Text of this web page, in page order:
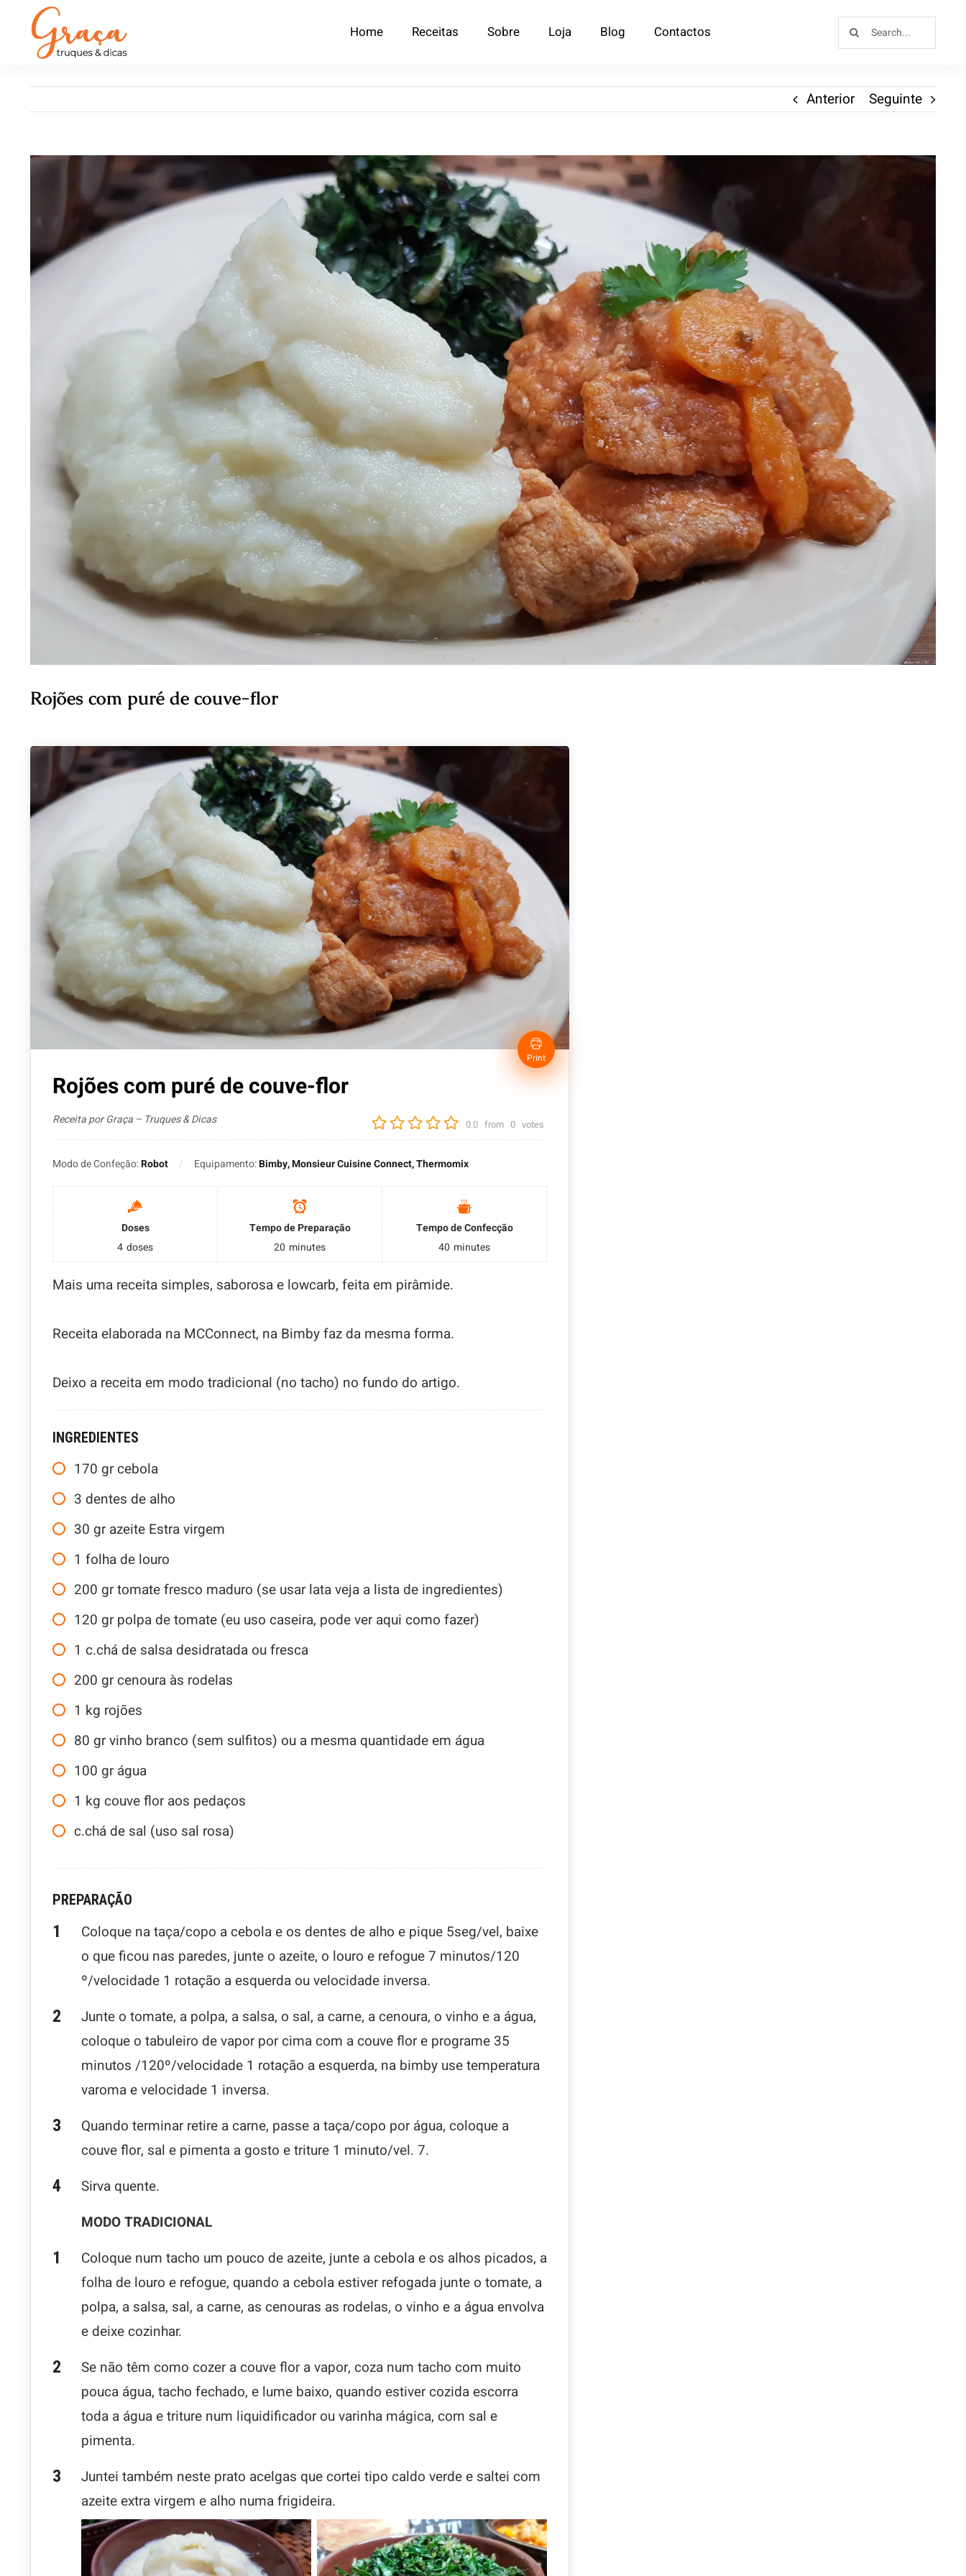
Home Receitas Sobre Loja Blog Contactos
Anterior Seguinte
Rojões com puré de couve-flor
Print
Rojões com puré de couve-flor
0.0 from 0 votes
Receita por Graça – Truques & Dicas
Modo de Confeção:Robot Equipamento:Bimby, Monsieur Cuisine Connect, Thermomix
Doses
4 doses
Tempo de Preparação
20 minutes
Tempo de Confecção
40 minutes
Mais uma receita simples, saborosa e lowcarb, feita em pirâmide.
Receita elaborada na MCConnect, na Bimby faz da mesma forma.
Deixo a receita em modo tradicional (no tacho) no fundo do artigo.
INGREDIENTES
170 gr cebola
3 dentes de alho
30 gr azeite Estra virgem
1 folha de louro
200 grtomate fresco maduro (se usar lata veja a lista de ingredientes)
120 gr polpa de tomate (eu uso caseira, pode ver aqui como fazer)
1 c.chá de salsa desidratada ou fresca
200 gr cenoura às rodelas
1 kg rojões
80 grvinho branco (sem sulfitos) ou a mesma quantidade em água
100 gr água
1 kg couve flor aos pedaços
c.chá de sal (uso sal rosa)
PREPARAÇÃO
Coloque na taça/copo a cebola e os dentes de alho e pique 5seg/vel, baixe
o que ficou nas paredes, junte o azeite, o louro e refogue 7 minutos/120
º/velocidade 1 rotação a esquerda ou velocidade inversa.
Junte o tomate, a polpa, a salsa, o sal, a carne, a cenoura, o vinho e a água,
coloque o tabuleiro de vapor por cima com a couve flor e programe 35
minutos /120º/velocidade 1 rotação a esquerda, na bimby use temperatura
varoma e velocidade 1 inversa.
Quando terminar retire a carne, passe a taça/copo por água, coloque a
couve flor, sal e pimenta a gosto e triture 1 minuto/vel. 7.
Sirva quente.
MODO TRADICIONAL
Coloque num tacho um pouco de azeite, junte a cebola e os alhos picados, a
folha de louro e refogue, quando a cebola estiver refogada junte o tomate, a
polpa, a salsa, sal, a carne, as cenouras as rodelas, o vinho e a água envolva
e deixe cozinhar.
Se não têm como cozer a couve flor a vapor, coza num tacho com muito
pouca água, tacho fechado, e lume baixo, quando estiver cozida escorra
toda a água e triture num liquidificador ou varinha mágica, com sal e
pimenta.
Juntei também neste prato acelgas que cortei tipo caldo verde e saltei com
azeite extra virgem e alho numa frigideira.